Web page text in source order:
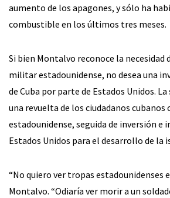
aumento de los apagones, y sólo ha
combustible en los últimos tres meses.
Si bien Montalvo reconoce la necesidad
militar estadounidense, no desea una
de Cuba por parte de Estados Unidos.
una revuelta de los ciudadanos cubanos
estadounidense, seguida de inversión e
Estados Unidos para el desarrollo de la
“No quiero ver tropas estadounidenses
Montalvo. “Odiaría ver morir a un